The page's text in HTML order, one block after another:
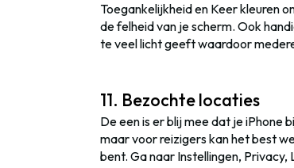
Toegankelijkheid en Keer kleuren
de felheid van je scherm. Ook
te veel licht geeft waardoor
11. Bezochte locaties
De een is er blij mee dat je iPhone
maar voor reizigers kan het best
bent. Ga naar Instellingen,